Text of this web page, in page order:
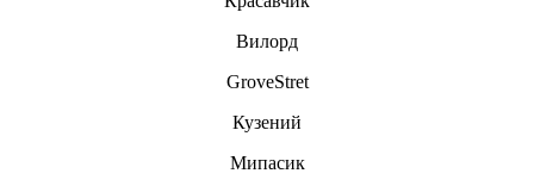
Вилорд
GroveStret
Кузений
Мипасик